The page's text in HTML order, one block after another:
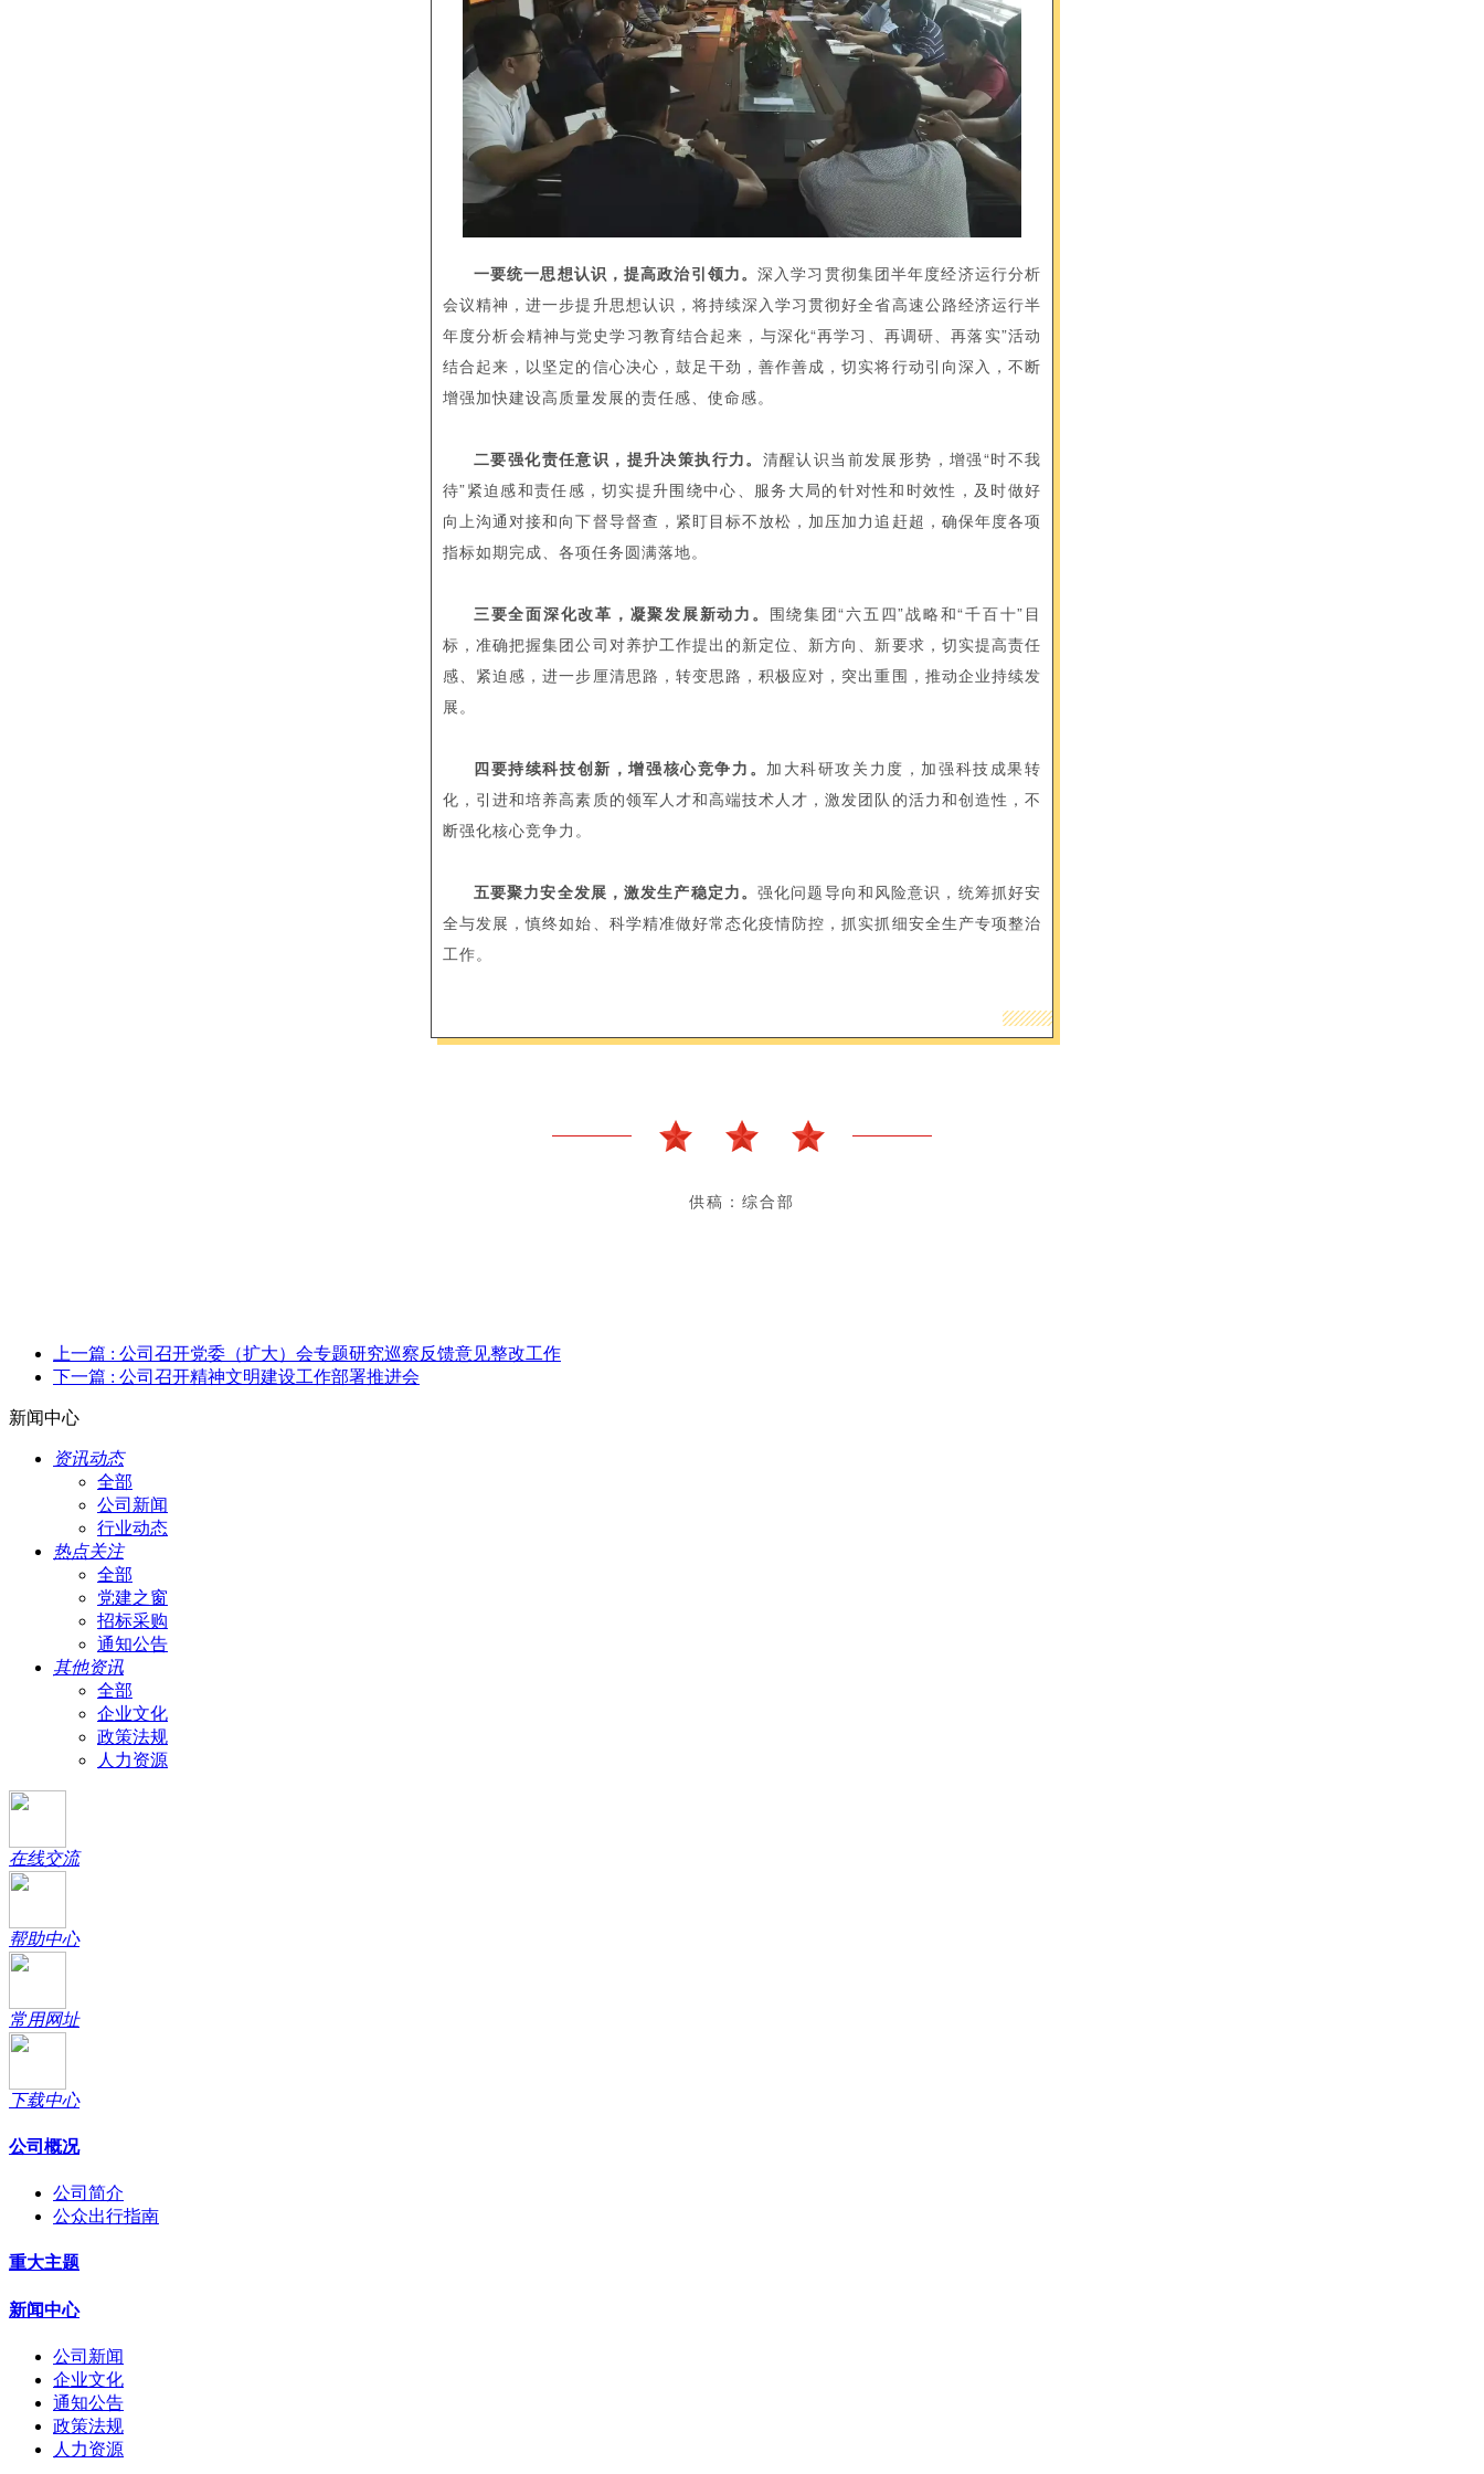
一要统一思想认识，提高政治引领力。深入学习贯彻集团半年度经济运行分析
会议精神，进一步提升思想认识，将持续深入学习贯彻好全省高速公路经济运行半
年度分析会精神与党史学习教育结合起来，与深化“再学习、再调研、再落实”活动
结合起来，以坚定的信心决心，鼓足干劲，善作善成，切实将行动引向深入，不断
增强加快建设高质量发展的责任感、使命感。
二要强化责任意识，提升决策执行力。 清醒认识当前发展形势，增强“时不我
待”紧迫感和责任感，切实提升围绕中心、服务大局的针对性和时效性，及时做好
向上沟通对接和向下督导督查，紧盯目标不放松，加压加力追赶超，确保年度各项
指标如期完成、各项任务圆满落地。
三要全面深化改革，凝聚发展新动力。 围绕集团“六五四”战略和“千百十”目
标，准确把握集团公司对养护工作提出的新定位、新方向、新要求，切实提高责任
感、紧迫感，进一步厘清思路，转变思路，积极应对，突出重围，推动企业持续发
展。
四要持续科技创新，增强核心竞争力。 加大科研攻关力度，加强科技成果转
化，引进和培养高素质的领军人才和高端技术人才，激发团队的活力和创造性，不
断强化核心竞争力。
五要聚力安全发展，激发生产稳定力。强化问题导向和风险意识，统筹抓好安
全与发展，慎终如始、科学精准做好常态化疫情防控，抓实抓细安全生产专项整治
工作。
供稿：综合部
上一篇 : 公司召开党委（扩大）会专题研究巡察反馈意见整改工作
下一篇 : 公司召开精神文明建设工作部署推进会
新闻中心
资讯动态
全部
公司新闻
行业动态
热点关注
全部
党建之窗
招标采购
通知公告
其他资讯
全部
企业文化
政策法规
人力资源
在线交流
帮助中心
常用网址
下载中心
公司概况
公司简介
公众出行指南
重大主题
新闻中心
公司新闻
企业文化
通知公告
政策法规
人力资源